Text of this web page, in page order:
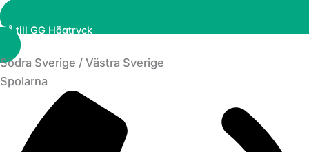
Gå till GG Högtryck
Södra Sverige / Västra Sverige
Spolarna